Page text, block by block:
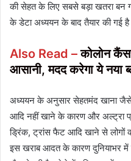
की सेहत के लिए सबसे बड़ा खतरा बन
के डेटा अध्ययन के बाद तैयार की गई
Also Read –कोलोन
आसानी, मदद करेगा ये नया
अध्ययन के अनुसार सेहतमंद खाना
आदि नहीं खाने के कारण और अल्ट्रा
ड्रिंक, ट्रांस फैट आदि खाने से लोगों
इस खराब आदत के कारण दुनियाभर में